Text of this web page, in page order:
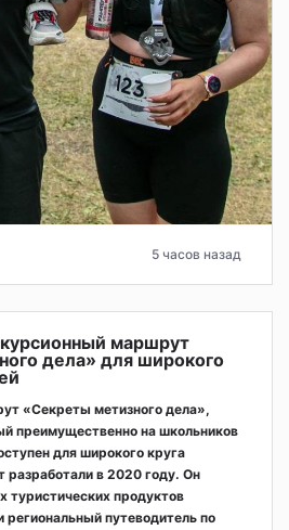
5 часов назад
маршрут
дела» для широкого
«Секреты метизного дела»,
преимущественно на школьников
для широкого круга
разработали в 2020 году. Он
туристических продуктов
региональный путеводитель по